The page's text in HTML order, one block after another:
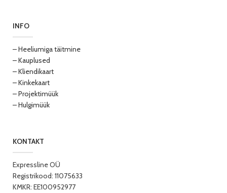
INFO
– Heeliumiga täitmine
– Kauplused
– Kliendikaart
– Kinkekaart
– Projektimüük
– Hulgimüük
KONTAKT
Expressline OÜ
Registrikood: 11075633
KMKR: EE100952977